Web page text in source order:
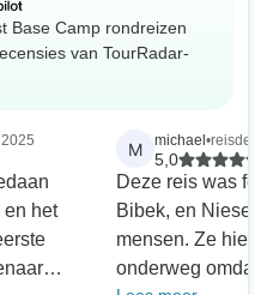
Base Camp rondreizen
van TourRadar-
en het
M michael •reisde
5,0
Deze reis was
Bibek, en Niesel
mensen. Ze
onderweg omdat